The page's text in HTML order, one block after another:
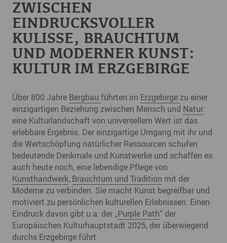
ZWISCHEN
EINDRUCKSVOLLER
KULISSE, BRAUCHTUM
UND MODERNER KUNST:
KULTUR IM ERZGEBIRGE
Über 800 Jahre Bergbau führten im Erzgebirge zu einer
einzigartigen Beziehung zwischen Mensch und Natur:
eine Kulturlandschaft von universellem Wert ist das
erlebbare Ergebnis. Der einzigartige Umgang mit ihr und
die Wertschöpfung natürlicher Ressourcen schufen
bedeutende Denkmale und Kunstwerke und schaffen es
auch heute noch, eine lebendige Pflege von
Kunsthandwerk, Brauchtum und Tradition mit der
Moderne zu verbinden. Sie macht Kunst begreifbar und
motiviert zu persönlichen kulturellen Erlebnissen. Einen
Eindruck davon gibt u.a. der „Purple Path“ der
Europäischen Kulturhauptstadt 2025, der überwiegend
durchs Erzgebirge führt.